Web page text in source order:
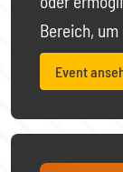
Bereich,
Event